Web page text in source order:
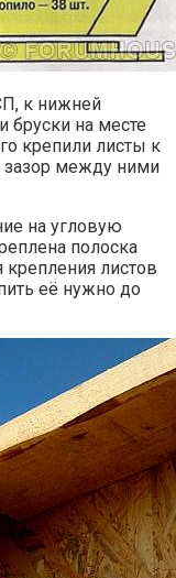
к нижней
бруски на месте
крепили листы к
зазор между ними
на угловую
полоска
листов
её нужно до